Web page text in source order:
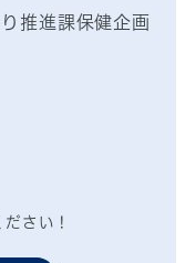
推進課保健企画
さい！